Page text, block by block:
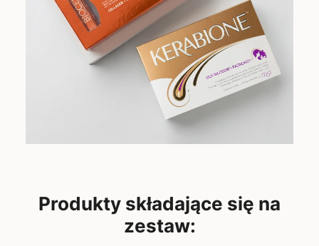
Produkty składające się na
zestaw: